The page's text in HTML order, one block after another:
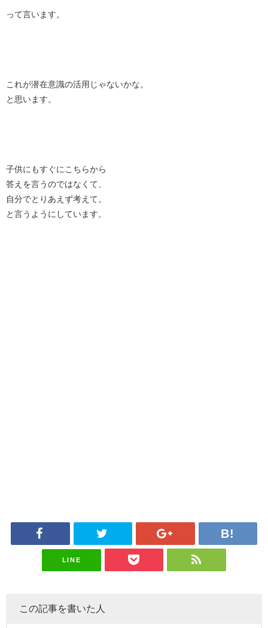
って言います。
これが潜在意識の活用じゃないかな。
と思います。
子供にもすぐにこちらから
答えを言うのではなくて、
自分でとりあえず考えて。
と言うようにしています。
LINE
この記事を書いた人